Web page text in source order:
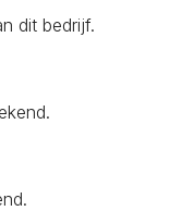
dit bedrijf.